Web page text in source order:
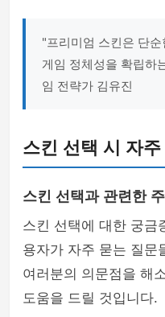
"프리미엄 스킨은 단
게임 정체성을 확립하
임 전략가 김유진
스킨 선택 시 자
스킨 선택과 관련한
스킨 선택에 대한 궁금
용자가 자주 묻는 질문
여러분의 의문점을 해
도움을 드릴 것입니다.